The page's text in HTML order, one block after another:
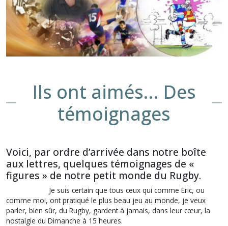
Ils ont aimés... Des
témoignages
Voici, par ordre d’arrivée dans notre boîte
aux lettres, quelques témoignages de «
figures » de notre petit monde du Rugby.
Je suis certain que tous ceux qui comme Eric, ou
comme moi, ont pratiqué le plus beau jeu au monde, je veux
parler, bien sûr, du Rugby, gardent à jamais, dans leur cœur, la
nostalgie du Dimanche à 15 heures.